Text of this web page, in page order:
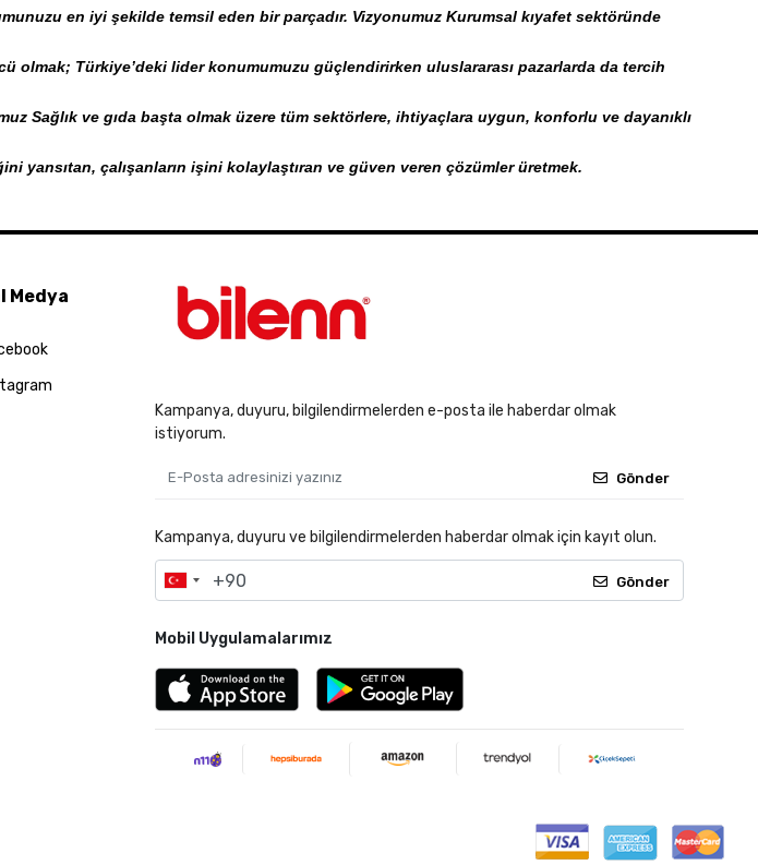
en iyi şekilde temsil eden bir parçadır. Vizyonumuz Kurumsal kıyafet sektöründe
olmak; Türkiye’deki lider konumumuzu güçlendirirken uluslararası pazarlarda da tercih
Sağlık ve gıda başta olmak üzere tüm sektörlere, ihtiyaçlara uygun, konforlu ve dayanıklı
yansıtan, çalışanların işini kolaylaştıran ve güven veren çözümler üretmek.
Medya
Kampanya, duyuru, bilgilendirmelerden e-posta ile haberdar olmak
istiyorum.
Gönder
Kampanya, duyuru ve bilgilendirmelerden haberdar olmak için kayıt olun.
Gönder
Mobil Uygulamalarımız